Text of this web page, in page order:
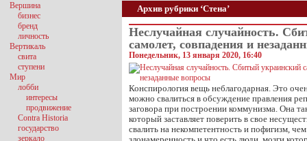
Архив рубрики ‘Стена’
Неслучайная случайность.
самолет, совпадения и
Понедельник, 13 января 2020, 16:40
Конспирология вещь неблагодарная. Это
можно свалиться в обсуждение правления
заговора при построении коммунизма. Она
который заставляет поверить в свое
свалить на некомпетентность и пофигизм,
Вершина
бизнес
бренд
личность
Вертикаль
свита
ступени
Мир
лобби
интересы
продвижение
Contra Historia
государство
зеркало